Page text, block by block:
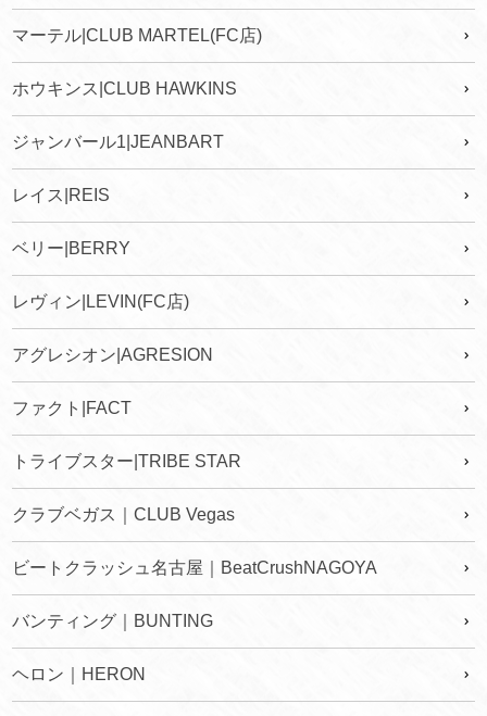
マーテル|CLUB MARTEL(FC店)
ホウキンス|CLUB HAWKINS
ジャンバール1|JEANBART
レイス|REIS
ベリー|BERRY
レヴィン|LEVIN(FC店)
アグレシオン|AGRESION
ファクト|FACT
トライブスター|TRIBE STAR
クラブベガス｜CLUB Vegas
ビートクラッシュ名古屋｜BeatCrushNAGOYA
バンティング｜BUNTING
ヘロン｜HERON